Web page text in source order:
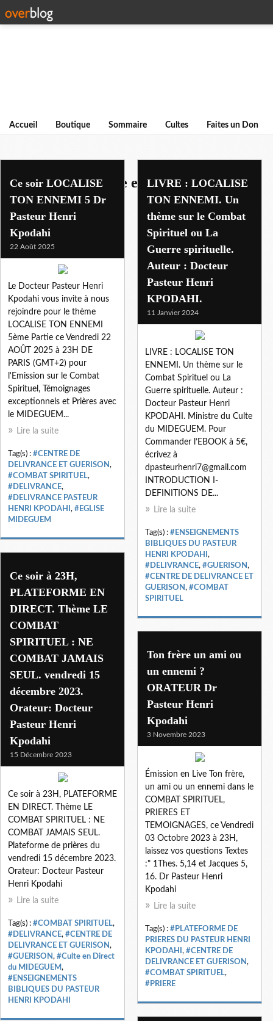
Accueil Boutique Sommaire Cultes Faites un Don
centre de delivrance et guerison
Ce soir LOCALISE
TON ENNEMI 5 Dr
Pasteur Henri
Kpodahi
22 Août 2025
Le Docteur Pasteur Henri
Kpodahi vous invite à nous
rejoindre pour le thème
LOCALISE TON ENNEMI
5ème Partie ce Vendredi 22
AOÛT 2025 à 23H DE
PARIS (GMT+2) pour
l'Emission sur le Combat
Spirituel, Témoignages
exceptionnels et Prières avec
le MIDEGUEM...
Lire la suite
Tag(s) : #CENTRE DE
DELIVRANCE ET GUERISON,
#COMBAT SPIRITUEL,
#DELIVRANCE,
#DELIVRANCE PASTEUR
HENRI KPODAHI , #EGLISE
MIDEGUEM
LIVRE : LOCALISE
TON ENNEMI. Un
thème sur le Combat
Spirituel ou La
Guerre spirituelle.
Auteur : Docteur
Pasteur Henri
KPODAHI.
11 Janvier 2024
LIVRE : LOCALISE TON
ENNEMI. Un thème sur le
Combat Spirituel ou La
Guerre spirituelle. Auteur :
Docteur Pasteur Henri
KPODAHI. Ministre du Culte
du MIDEGUEM. Pour
Commander l’EBOOK à 5€,
écrivez à
dpasteurhenri7@gmail.com
INTRODUCTION I-
DEFINITIONS DE...
Lire la suite
Tag(s) : #ENSEIGNEMENTS
BIBLIQUES DU PASTEUR
HENRI KPODAHI ,
#DELIVRANCE, #GUERISON,
#CENTRE DE DELIVRANCE ET
GUERISON, #COMBAT
SPIRITUEL
Ce soir à 23H,
PLATEFORME EN
DIRECT. Thème LE
COMBAT
SPIRITUEL : NE
COMBAT JAMAIS
SEUL. vendredi 15
décembre 2023.
Orateur: Docteur
Pasteur Henri
Kpodahi
15 Décembre 2023
Ce soir à 23H, PLATEFORME
EN DIRECT. Thème LE
COMBAT SPIRITUEL : NE
COMBAT JAMAIS SEUL.
Plateforme de prières du
vendredi 15 décembre 2023.
Orateur: Docteur Pasteur
Henri Kpodahi
Lire la suite
Tag(s) : #COMBAT SPIRITUEL,
#DELIVRANCE, #CENTRE DE
DELIVRANCE ET GUERISON,
#GUERISON, #Culte en Direct
du MIDEGUEM,
#ENSEIGNEMENTS
BIBLIQUES DU PASTEUR
HENRI KPODAHI
Ton frère un ami ou
un ennemi ?
ORATEUR Dr
Pasteur Henri
Kpodahi
3 Novembre 2023
Émission en Live Ton frère,
un ami ou un ennemi dans le
COMBAT SPIRITUEL,
PRIERES ET
TEMOIGNAGES, ce Vendredi
03 Octobre 2023 à 23H,
laissez vos questions Textes
:" 1Thes. 5,14 et Jacques 5,
16. Dr Pasteur Henri
Kpodahi
Lire la suite
Tag(s) : #PLATEFORME DE
PRIERES DU PASTEUR HENRI
KPODAHI , #CENTRE DE
DELIVRANCE ET GUERISON,
#COMBAT SPIRITUEL,
#PRIERE